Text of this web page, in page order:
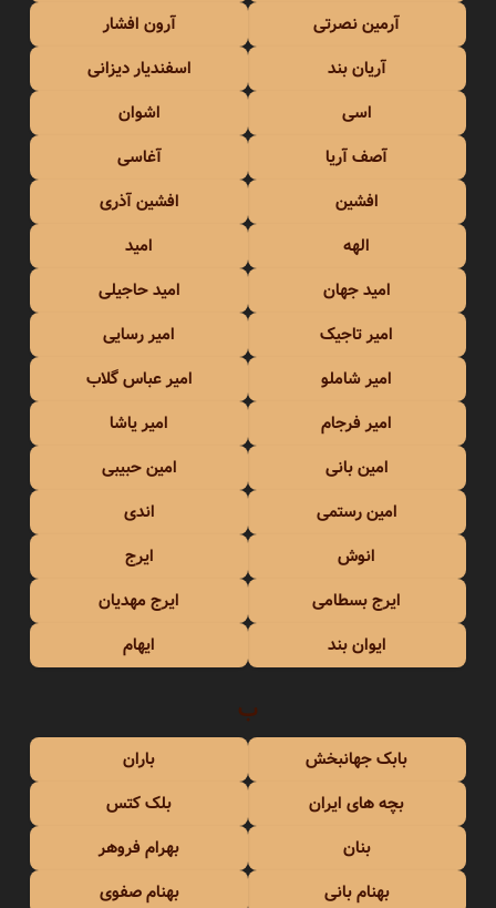
آرمین نصرتی
آرون افشار
آریان بند
اسفندیار دیزانی
اسی
اشوان
آصف آریا
آغاسی
افشین
افشین آذری
الهه
امید
امید جهان
امید حاجیلی
امیر تاجیک
امیر رسایی
امیر شاملو
امیر عباس گلاب
امیر فرجام
امیر یاشا
امین بانی
امین حبیبی
امین رستمی
اندی
انوش
ایرج
ایرج بسطامی
ایرج مهدیان
ایوان بند
ایهام
ب
بابک جهانبخش
باران
بچه های ایران
بلک کتس
بنان
بهرام فروهر
بهنام بانی
بهنام صفوی